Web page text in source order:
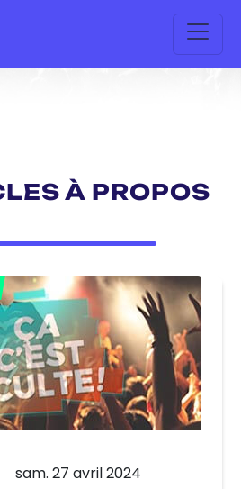
À PROPOS
sam. 27 avril 2024